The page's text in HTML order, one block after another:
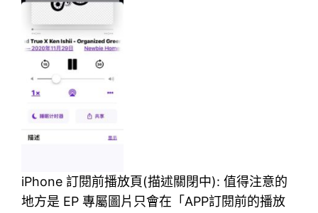
iPhone 訂閱前播放頁(描述關閉中): 值得注意的
地方是 EP 專屬圖片只會在「APP訂閱前的播放